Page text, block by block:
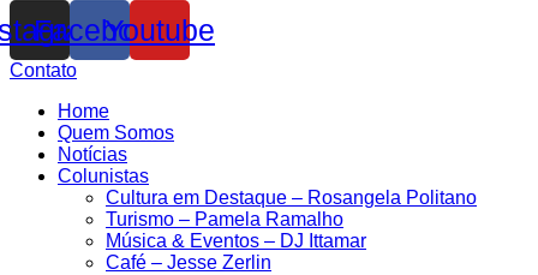
Facebook
Youtube
Contato
Home
Quem Somos
Notícias
Colunistas
Cultura em Destaque – Rosangela Politano
Turismo – Pamela Ramalho
Música & Eventos – DJ Ittamar
Café – Jesse Zerlin